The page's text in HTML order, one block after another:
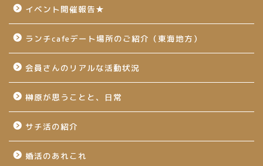
イベント開催報告★
ランチcafeデート場所のご紹介（東海地方）
会員さんのリアルな活動状況
榊原が思うことと、日常
サチ活の紹介
婚活のあれこれ